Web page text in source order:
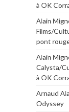
à OK
Alain
Films/
pont
Alain
Calysta/
à OK
Arnaud
Odyssey